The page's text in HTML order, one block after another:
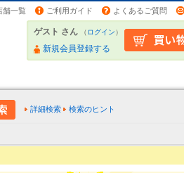
舗一覧 ご利用ガイド よくあるご質問
ゲスト さん （ログイン）
新規会員登録する
詳細検索 検索のヒント